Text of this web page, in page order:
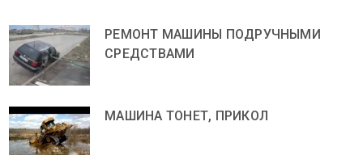
РЕМОНТ МАШИНЫ ПОДРУЧНЫМИ
СРЕДСТВАМИ
МАШИНА ТОНЕТ, ПРИКОЛ